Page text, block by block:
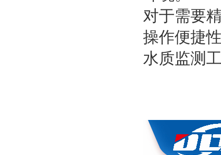
对于需要
操作便捷
水质监测